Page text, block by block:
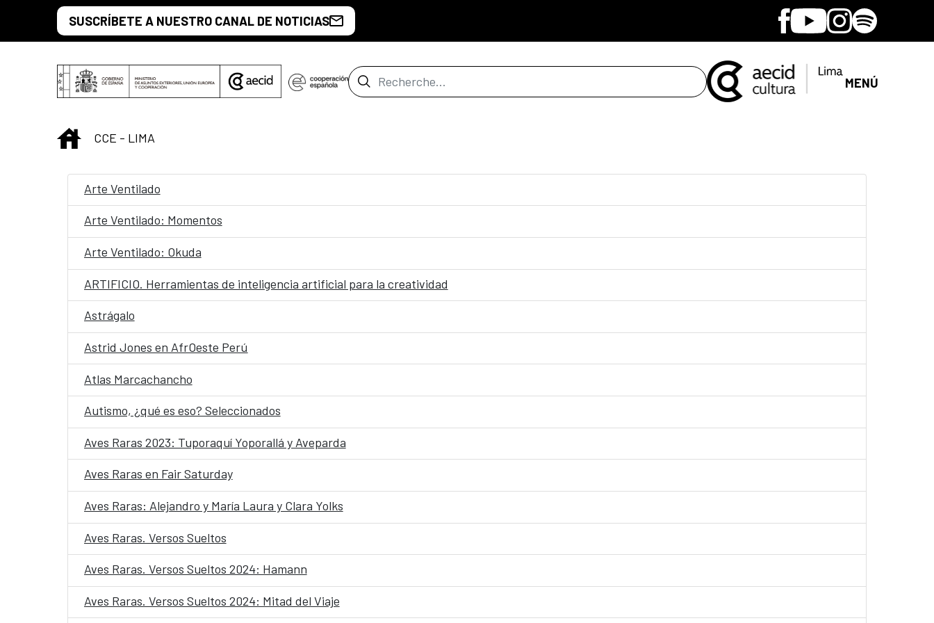
Saut au contenu principal
SUSCRÍBETE A NUESTRO CANAL DE NOTICIAS Facebook
YoutubeInstagram
Spotify
Barre de recherche MENÚ
INICIO
CCE - LIMA
Arte Ventilado
Arte Ventilado: Momentos
Arte Ventilado: Okuda
ARTIFICIO. Herramientas de inteligencia artificial para la creatividad
Astrágalo
Astrid Jones en AfrOeste Perú
Atlas Marcachancho
Autismo, ¿qué es eso? Seleccionados
Aves Raras 2023: Tuporaquí Yoporallá y Aveparda
Aves Raras en Fair Saturday
Aves Raras: Alejandro y María Laura y Clara Yolks
Aves Raras. Versos Sueltos
Aves Raras. Versos Sueltos 2024: Hamann
Aves Raras. Versos Sueltos 2024: Mitad del Viaje